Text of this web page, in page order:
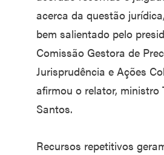
acerca da questão
bem salientado pelo
Comissão Gestora de
Jurisprudência e Ações
afirmou o relator, ministro
Santos.
Recursos repetitivos